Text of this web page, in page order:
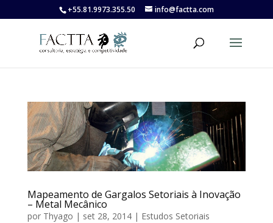
+55.81.9973.355.50 info@factta.com
Mapeamento de Gargalos Setoriais à Inovação
– Metal Mecânico
por Thyago | set 28, 2014| Estudos Setoriais